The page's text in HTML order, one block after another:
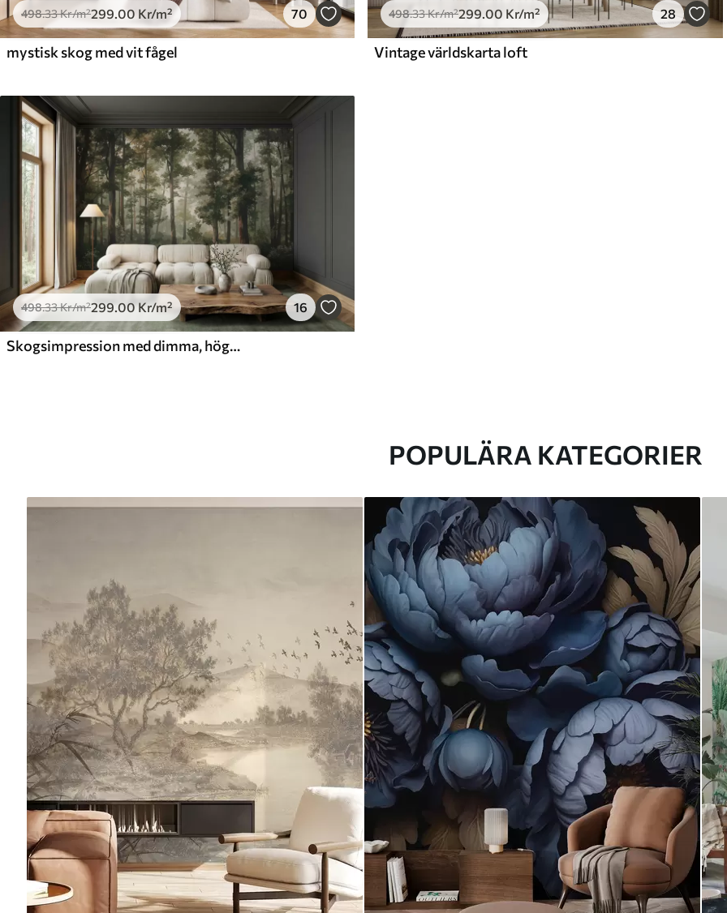
498.33Kr/m²299 .00 Kr/m² 70
mystisk skog med vit fågel
498.33Kr/m²299 .00 Kr/m² 28
Vintage världskarta loft
498.33Kr/m²299.00Kr/m² 16
Skogsimpression med dimma, höga träd och en stig
POPULÄRA KATEGORIER